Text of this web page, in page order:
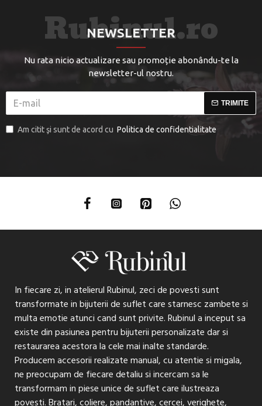
NEWSLETTER
Nu rata nicio actualizare sau promoție abonându-te la
newsletter-ul nostru.
TRIMITE
Am citit şi sunt de acord cu Politica de confidentialitate
In fiecare zi, in atelierul Rubinul, zeci de povesti sunt
transformate in bijuterii de suflet care starnesc zambete si
multa emotie atunci cand sunt privite. Rubinul a inceput sa
existe din pasiunea pentru bijuterii personalizate dar si
restaurarea acestora la cele mai inalte standarde.
Producem accesorii realizate manual, cu atentie si migala,
ne preocupam de fiecare detaliu si incercam sa le
transformam in piese unice de suflet care ilustreaza
povesti. Bratari, coliere, pandantive, cercei, verighete,